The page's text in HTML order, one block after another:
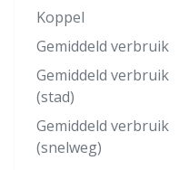
Koppel
Gemiddeld verbruik
Gemiddeld verbruik
(stad)
Gemiddeld verbruik
(snelweg)